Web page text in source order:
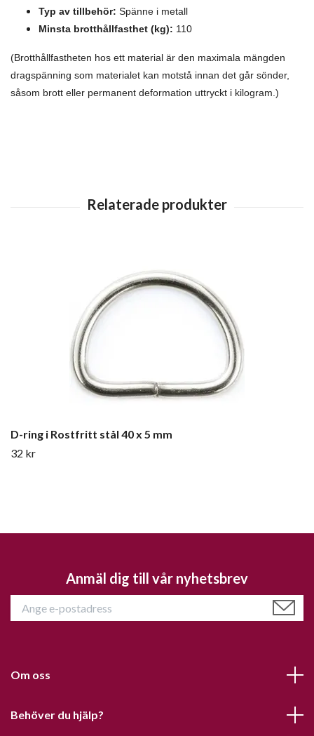
Typ av tillbehör: Spänne i metall
Minsta brotthållfasthet (kg): 110
(Brotthållfastheten hos ett material är den maximala mängden
dragspänning som materialet kan motstå innan det går sönder,
såsom brott eller permanent deformation uttryckt i kilogram.)
D-ring i Rostfritt stål 40 x 5 mm
32 kr
Anmäl dig till vår nyhetsbrev
Om oss
Behöver du hjälp?